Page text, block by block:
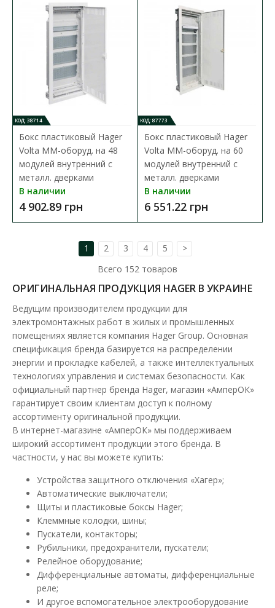
В сравнения
Переключатель нагрузки 4p 63А 1-0-2 перек 8мод
+ручка Hager
Доступность: В наличии
Переключатель нагрузки является важным компонентом в
электрических системах, предназначенных д..
В сравнения
В закладки
КОД: 38714
Бокс пластиковый Hager
Volta ММ-оборуд. на 48
модулей внутренний с
металл. дверками
В наличии
4 902.89 грн
КОД: 87773
Бокс пластиковый Hager
Volta ММ-оборуд. на 60
модулей внутренний с
металл. дверками
В наличии
6 551.22 грн
1 2 3 4 5
>
Всего 152 товаров
ОРИГИНАЛЬНАЯ ПРОДУКЦИЯ HAGER В УКРАИНЕ
Ведущим производителем продукции для
электромонтажных работ в жилых и промышленных
помещениях является компания Hager Group. Основная
спецификация бренда базируется на распределении
энергии и прокладке кабелей, а также интеллектуальных
технологиях управления и системах безопасности. Как
официальный партнер бренда Hager, магазин «АмперОК»
гарантирует своим клиентам доступ к полному
ассортименту оригинальной продукции.
В интернет-магазине «АмперОК» мы поддерживаем
широкий ассортимент продукции этого бренда. В
частности, у нас вы можете купить:
Устройства защитного отключения «Хагер»;
Автоматические выключатели;
Щиты и пластиковые боксы Hager;
Клеммные колодки, шины;
Пускатели, контакторы;
Рубильники, предохранители, пускатели;
Релейное оборудование;
Дифференциальные автоматы, дифференциальные
реле;
И другое вспомогательное электрооборудование